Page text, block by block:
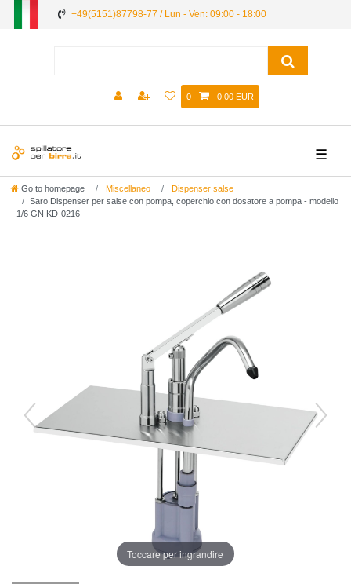
+49(5151)87798-77 / Lun - Ven: 09:00 - 18:00
0 0,00 EUR
☰
Go to homepage Miscellaneo
Dispenser salse
Saro Dispenser per salse con pompa, coperchio con dosatore a pompa - modello
1/6 GN KD-0216
Toccare per ingrandire